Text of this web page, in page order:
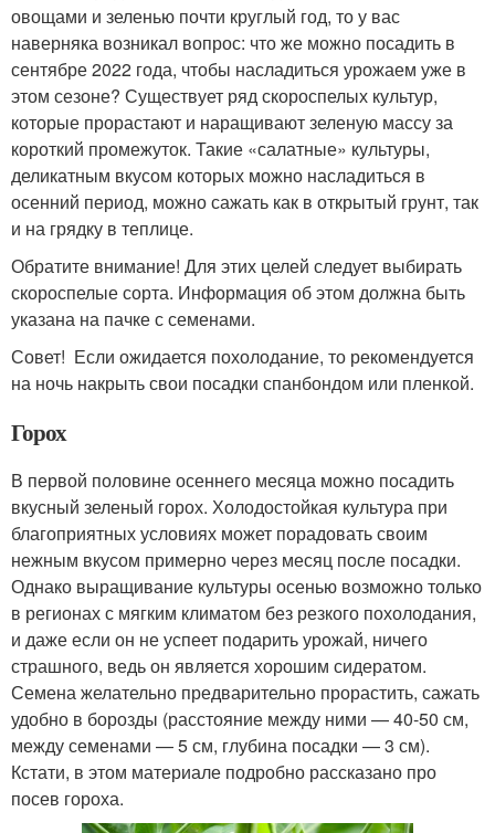
овощами и зеленью почти круглый год, то у вас
наверняка возникал вопрос: что же можно посадить в
сентябре 2022 года, чтобы насладиться урожаем уже в
этом сезоне? Существует ряд скороспелых культур,
которые прорастают и наращивают зеленую массу за
короткий промежуток. Такие «салатные» культуры,
деликатным вкусом которых можно насладиться в
осенний период, можно сажать как в открытый грунт, так
и на грядку в теплице.
Обратите внимание! Для этих целей следует выбирать
скороспелые сорта. Информация об этом должна быть
указана на пачке с семенами.
Совет! Если ожидается похолодание, то рекомендуется
на ночь накрыть свои посадки спанбондом или пленкой.
Горох
В первой половине осеннего месяца можно посадить
вкусный зеленый горох. Холодостойкая культура при
благоприятных условиях может порадовать своим
нежным вкусом примерно через месяц после посадки.
Однако выращивание культуры осенью возможно только
в регионах с мягким климатом без резкого похолодания,
и даже если он не успеет подарить урожай, ничего
страшного, ведь он является хорошим сидератом.
Семена желательно предварительно прорастить, сажать
удобно в борозды (расстояние между ними — 40-50 см,
между семенами — 5 см, глубина посадки — 3 см).
Кстати, в этом материале подробно рассказано про
посев гороха.